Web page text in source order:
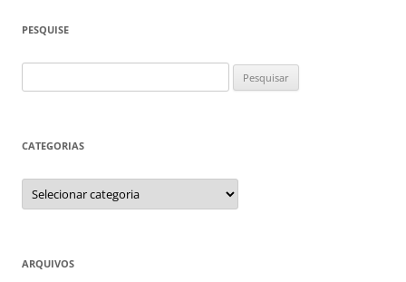
PESQUISE
por:
CATEGORIAS
Categorias
ARQUIVOS